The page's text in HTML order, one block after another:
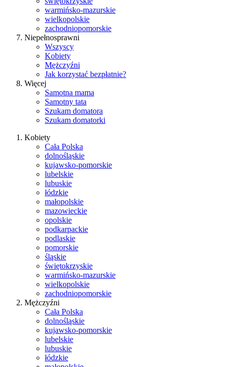
warmińsko-mazurskie
wielkopolskie
zachodniopomorskie
Niepełnosprawni
Wszyscy
Kobiety
Mężczyźni
Jak korzystać bezpłatnie?
Więcej
Samotna mama
Samotny tata
Szukam domatora
Szukam domatorki
Kobiety
Cała Polska
dolnośląskie
kujawsko-pomorskie
lubelskie
lubuskie
łódzkie
małopolskie
mazowieckie
opolskie
podkarpackie
podlaskie
pomorskie
śląskie
świętokrzyskie
warmińsko-mazurskie
wielkopolskie
zachodniopomorskie
Mężczyźni
Cała Polska
dolnośląskie
kujawsko-pomorskie
lubelskie
lubuskie
łódzkie